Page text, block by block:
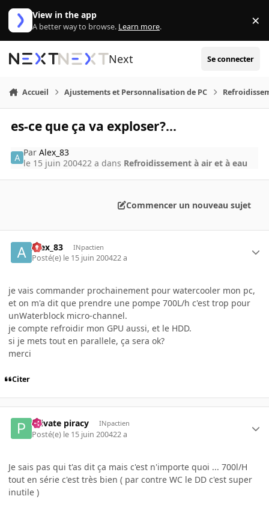
Aller au contenu
View in the app
A better way to browse. Learn more. ×
Next Se connecter
Accueil Ajustements et Personnalisation de PC
es-ce que ça va exploser?...
ParAlex_83
le 15 juin 200422 a dans Refroidissement à air et à eau
Commencer un nouveau sujet
Alex_83 INpactien
Posté(e) le 15 juin 200422 a
je vais commander prochainement pour watercooler mon pc,
et on m'a dit que prendre une pompe 700L/h c'est trop pour
unWaterblock micro-channel.
je compte refroidir mon GPU aussi, et le HDD.
si je mets tout en parallele, ça sera ok?
merci
Citer
Private piracy INpactien
Posté(e) le 15 juin 200422 a
Je sais pas qui t'as dit ça mais c'est n'importe quoi ... 700l/H
tout en série c'est très bien ( par contre WC le DD c'est super
inutile )